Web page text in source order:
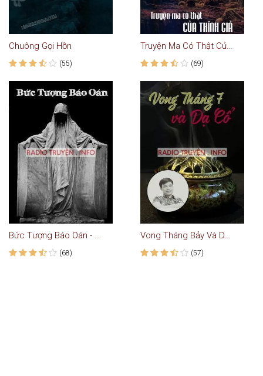
Chuông Gọi Hồn
(55)
Truyện Ma Có Thật Của Thính Giả
(69)
Bức Tượng Báo Oán - Truyện Ma
(68)
Vong Tháng Bảy Và Dạ Cổ
(57)